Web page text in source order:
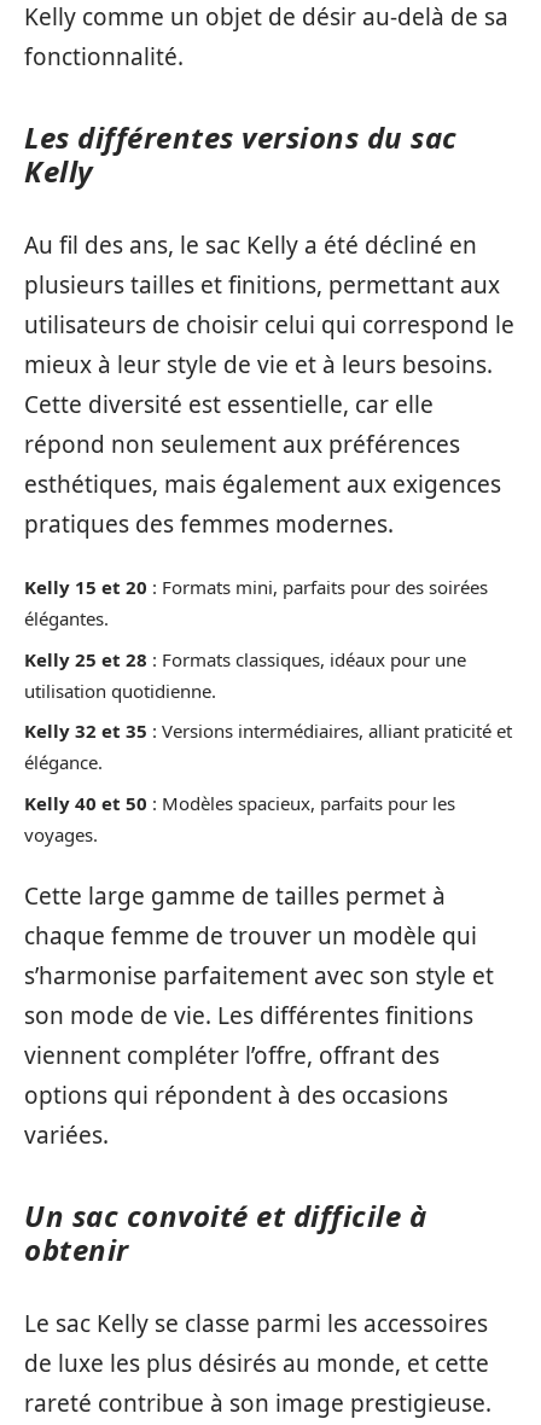
Kelly comme un objet de désir au-delà de sa
fonctionnalité.
Les différentes versions du sac
Kelly
Au fil des ans, le sac Kelly a été décliné en
plusieurs tailles et finitions, permettant aux
utilisateurs de choisir celui qui correspond le
mieux à leur style de vie et à leurs besoins.
Cette diversité est essentielle, car elle
répond non seulement aux préférences
esthétiques, mais également aux exigences
pratiques des femmes modernes.
Kelly 15 et 20 : Formats mini, parfaits pour des soirées
élégantes.
Kelly 25 et 28 : Formats classiques, idéaux pour une
utilisation quotidienne.
Kelly 32 et 35 : Versions intermédiaires, alliant praticité et
élégance.
Kelly 40 et 50 : Modèles spacieux, parfaits pour les
voyages.
Cette large gamme de tailles permet à
chaque femme de trouver un modèle qui
s’harmonise parfaitement avec son style et
son mode de vie. Les différentes finitions
viennent compléter l’offre, offrant des
options qui répondent à des occasions
variées.
Un sac convoité et difficile à
obtenir
Le sac Kelly se classe parmi les accessoires
de luxe les plus désirés au monde, et cette
rareté contribue à son image prestigieuse.